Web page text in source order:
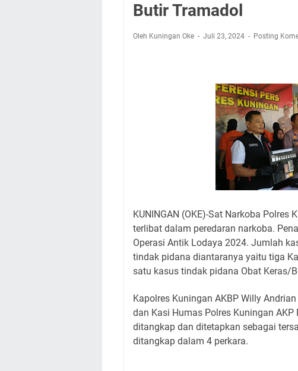
Dua Acara
Ayo Salat Kawan! Ini Jadwal
Agenda Kegiatan Bupati
Butir Tramadol
Oleh Kuningan Oke Juli 23, 2024 Posting
KUNINGAN (OKE)-Sat Narkoba
terlibat dalam peredaran narkoba.
Operasi Antik Lodaya 2024. Jumlah
tindak pidana diantaranya yaitu tiga
satu kasus tindak pidana Obat Keras/
Kapolres Kuningan AKBP Willy
dan Kasi Humas Polres Kuningan
ditangkap dan ditetapkan sebagai
ditangkap dalam 4 perkara.